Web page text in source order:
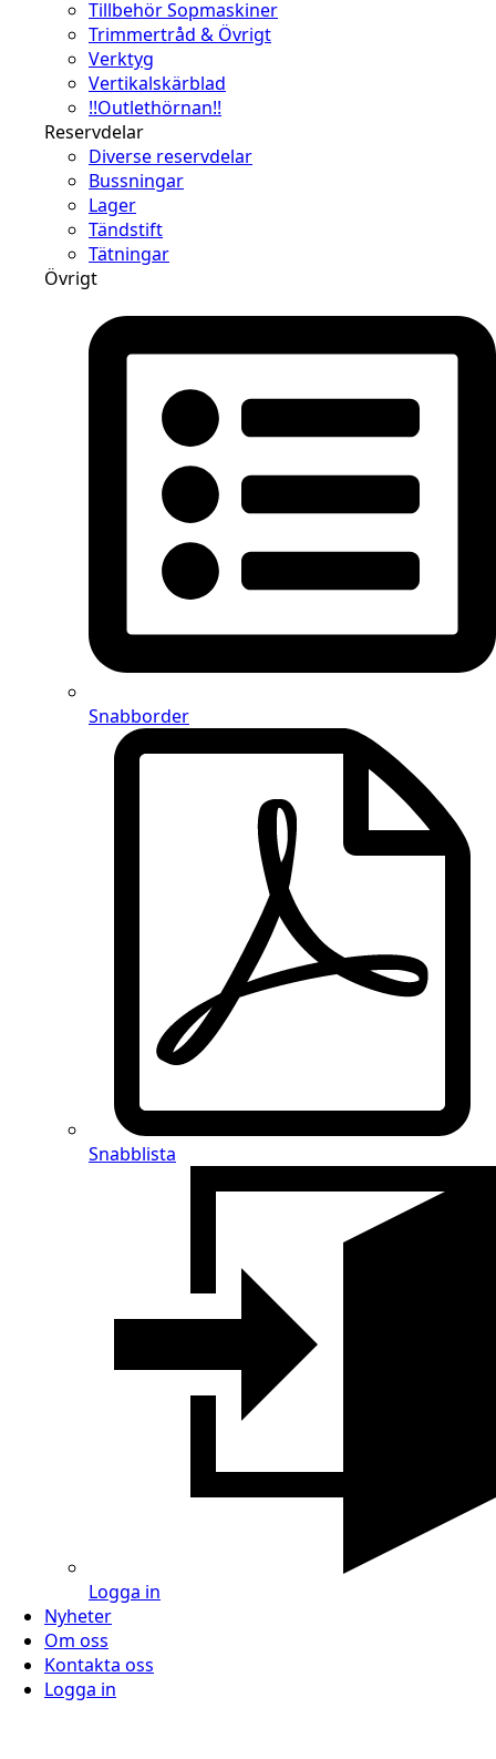
Tillbehör Sopmaskiner
Trimmertråd & Övrigt
Verktyg
Vertikalskärblad
!!Outlethörnan!!
Reservdelar
Diverse reservdelar
Bussningar
Lager
Tändstift
Tätningar
Övrigt
Snabborder
Snabblista
Logga in
Nyheter
Om oss
Kontakta oss
Logga in